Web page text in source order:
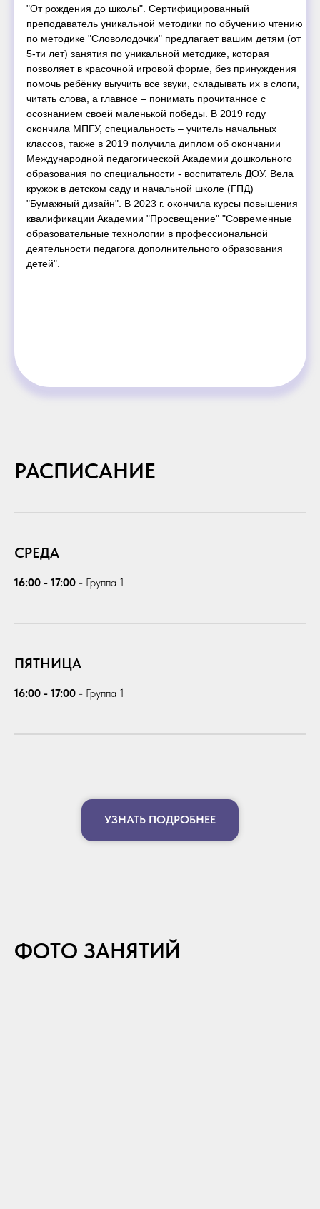
"От рождения до школы". Сертифицированный
преподаватель уникальной методики по обучению чтению
по методике "Словолодочки" предлагает вашим детям (от
5-ти лет) занятия по уникальной методике, которая
позволяет в красочной игровой форме, без принуждения
помочь ребёнку выучить все звуки, складывать их в слоги,
читать слова, а главное – понимать прочитанное с
осознанием своей маленькой победы. В 2019 году
окончила МПГУ, специальность – учитель начальных
классов, также в 2019 получила диплом об окончании
Международной педагогической Академии дошкольного
образования по специальности - воспитатель ДОУ. Вела
кружок в детском саду и начальной школе (ГПД)
"Бумажный дизайн". В 2023 г. окончила курсы повышения
квалификации Академии "Просвещение" "Современные
образовательные технологии в профессиональной
деятельности педагога дополнительного образования
детей".
РАСПИСАНИЕ
СРЕДА
16:00 - 17:00 - Группа 1
ПЯТНИЦА
16:00 - 17:00 - Группа 1
УЗНАТЬ ПОДРОБНЕЕ
ФОТО ЗАНЯТИЙ